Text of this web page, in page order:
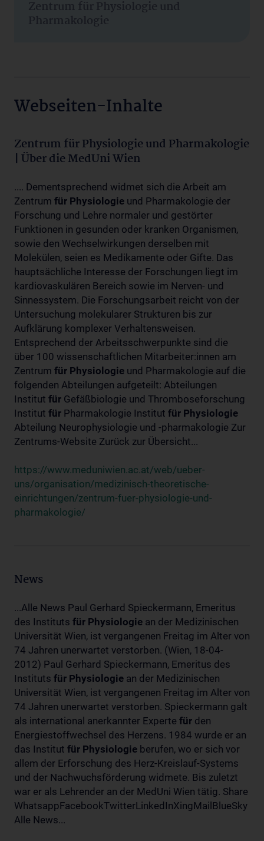
Zentrum für Physiologie und
Pharmakologie
Webseiten-Inhalte
Zentrum für Physiologie und Pharmakologie
| Über die MedUni Wien
.... Dementsprechend widmet sich die Arbeit am
Zentrum für Physiologie und Pharmakologie der
Forschung und Lehre normaler und gestörter
Funktionen in gesunden oder kranken Organismen,
sowie den Wechselwirkungen derselben mit
Molekülen, seien es Medikamente oder Gifte. Das
hauptsächliche Interesse der Forschungen liegt im
kardiovaskulären Bereich sowie im Nerven- und
Sinnessystem. Die Forschungsarbeit reicht von der
Untersuchung molekularer Strukturen bis zur
Aufklärung komplexer Verhaltensweisen.
Entsprechend der Arbeitsschwerpunkte sind die
über 100 wissenschaftlichen Mitarbeiter:innen am
Zentrum für Physiologie und Pharmakologie auf die
folgenden Abteilungen aufgeteilt: Abteilungen
Institut für Gefäßbiologie und Thromboseforschung
Institut für Pharmakologie Institut für Physiologie
Abteilung Neurophysiologie und -pharmakologie Zur
Zentrums-Website Zurück zur Übersicht...
https://www.meduniwien.ac.at/web/ueber-
uns/organisation/medizinisch-theoretische-
einrichtungen/zentrum-fuer-physiologie-und-
pharmakologie/
News
...Alle News Paul Gerhard Spieckermann, Emeritus
des Instituts für Physiologie an der Medizinischen
Universität Wien, ist vergangenen Freitag im Alter von
74 Jahren unerwartet verstorben. (Wien, 18-04-
2012) Paul Gerhard Spieckermann, Emeritus des
Instituts für Physiologie an der Medizinischen
Universität Wien, ist vergangenen Freitag im Alter von
74 Jahren unerwartet verstorben. Spieckermann galt
als international anerkannter Experte für den
Energiestoffwechsel des Herzens. 1984 wurde er an
das Institut für Physiologie berufen, wo er sich vor
allem der Erforschung des Herz-Kreislauf-Systems
und der Nachwuchsförderung widmete. Bis zuletzt
war er als Lehrender an der MedUni Wien tätig. Share
WhatsappFacebookTwitterLinkedInXingMailBlueSky
Alle News...